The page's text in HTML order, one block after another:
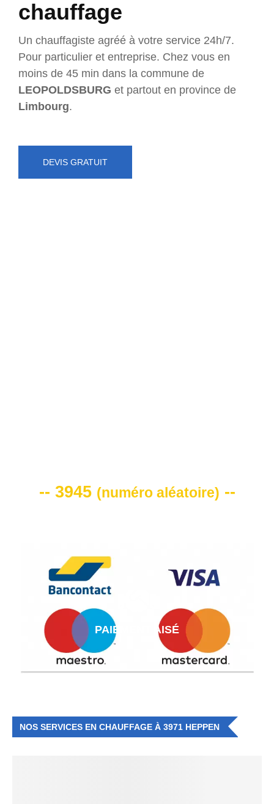
chauffage
Un chauffagiste agréé à votre service 24h/7.
Pour particulier et entreprise. Chez vous en
moins de 45 min dans la commune de
LEOPOLDSBURG et partout en province de
Limbourg.
DEVIS GRATUIT
-- 3945 (numéro aléatoire) --
PAIEMENT AISÉ
NOS SERVICES EN CHAUFFAGE À 3971 HEPPEN